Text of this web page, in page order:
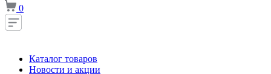
0
Каталог товаров
Новости и акции